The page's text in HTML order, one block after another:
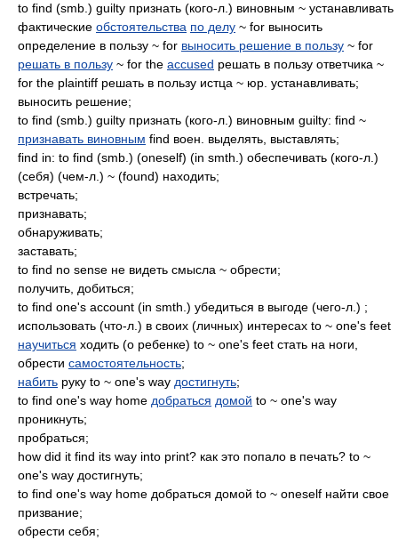
to find (smb.) guilty признать (кого-л.) виновным ~ устанавливать
фактические обстоятельства по делу ~ for выносить
определение в пользу ~ for выносить решение в пользу ~ for
решать в пользу ~ for the accused решать в пользу ответчика ~
for the plaintiff решать в пользу истца ~ юр. устанавливать;
выносить решение;
to find (smb.) guilty признать (кого-л.) виновным guilty: find ~
признавать виновным find воен. выделять, выставлять;
find in: to find (smb.) (oneself) (in smth.) обеспечивать (кого-л.)
(себя) (чем-л.) ~ (found) находить;
встречать;
признавать;
обнаруживать;
заставать;
to find no sense не видеть смысла ~ обрести;
получить, добиться;
to find one's account (in smth.) убедиться в выгоде (чего-л.) ;
использовать (что-л.) в своих (личных) интересах to ~ one's feet
научиться ходить (о ребенке) to ~ one's feet стать на ноги,
обрести самостоятельность;
набить руку to ~ one's way достигнуть;
to find one's way home добраться домой to ~ one's way
проникнуть;
пробраться;
how did it find its way into print? как это попало в печать? to ~
one's way достигнуть;
to find one's way home добраться домой to ~ oneself найти свое
призвание;
обрести себя;